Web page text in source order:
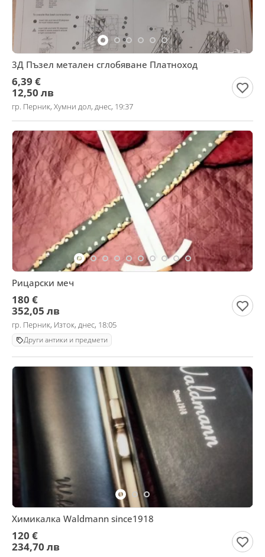
3Д Пъзел метален сглобяване Платноход
6,39 €
12,50 лв
гр. Перник, Хумни дол, днес, 19:37
Рицарски меч
180 €
352,05 лв
гр. Перник, Изток, днес, 18:05
Други антики и предмети
Химикалка Waldmann since1918
120 €
234,70 лв